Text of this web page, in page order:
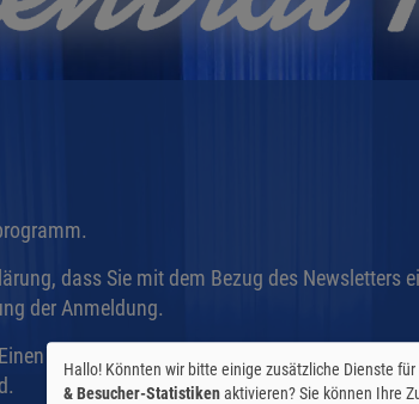
dass Sie mit dem Bezug des
der Anmeldung.
entsprechenden Link für die Stornierung
Hallo! Könnten wir bitte einige zusätzliche Dienste für
& Besucher-Statistikenaktivieren? Sie können Ihre